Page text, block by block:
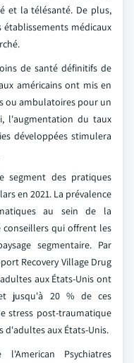
et la télésanté. De plus,
médicaux
de santé définitifs de
américains ont mis en
ou ambulatoires pour un
l'augmentation du taux
développées stimulera
segment des pratiques
en 2021. La prévalence
au sein de la
qui offrent les
segmentaire. Par
Recovery Village Drug
aux États-Unis ont
jusqu'à 20 % de ces
stress post-traumatique
d'adultes aux États-Unis.
Psychiatres